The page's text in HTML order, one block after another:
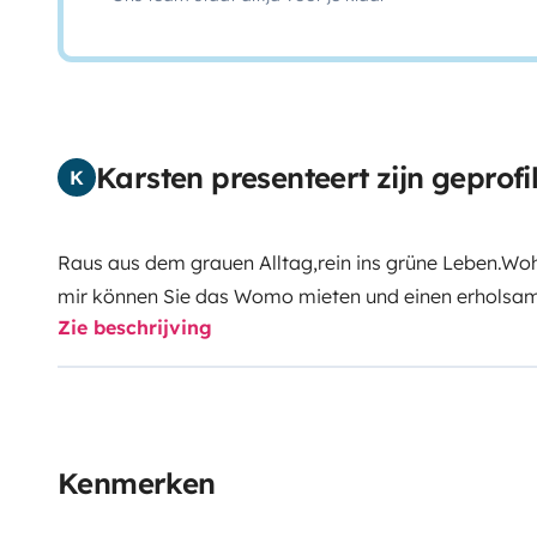
K Karsten presenteert zijn
Raus aus dem grauen Alltag,rein ins grüne
mir können Sie das Womo mieten und einen
ist ideal f.4-6pers. ausgerichtet.Hund und Katz hat
ausgestattet was man zum Campen benötigt.Er ist
Zie beschrijving
Kenmerken